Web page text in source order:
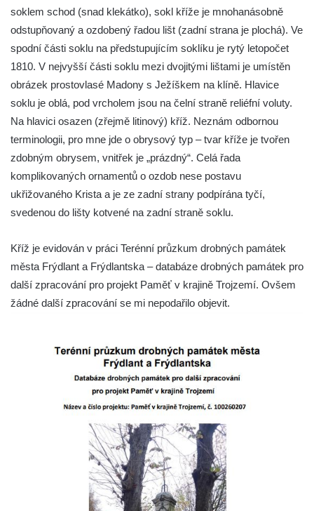
Kříž na návsi v Plavu
Boží muka v Plavu
Kříž u Obrázku severovýchodně od
Práchně
Görnerův kříž u silnice č. 264 v Dolním
Podluží
Kříž u domu čp. 155 v Chřibské
Údajný kříž u domu čp. 283 ve Chřibské
Kříž jižně od Bukolu
Centrální kříž hřbitova v Hrobčicích
Kříž u silnice z Chouče do Mirošovic
Centrální kříž hřbitova v Chouči
Kříž v ulici V Zátiší v Dobříni
Boží muka u domu čp. 392 na rohu ulic Na
Hradčanech a Palackého v Roudnici nad
Labem
Kříž v centru Liběšic
Kříž na návsi v Chouči
Boží muka na rozcestí východně od Chouče
Kříž na návsi v Lužici
soklem schod (snad klekátko), sokl kříže je mnohanásobně
odstupňovaný a ozdobený řadou lišt (zadní strana je plochá). Ve
spodní části soklu na předstupujícím soklíku je rytý letopočet
1810. V nejvyšší části soklu mezi dvojitými lištami je umístěn
obrázek prostovlasé Madony s Ježíškem na klíně. Hlavice
soklu je oblá, pod vrcholem jsou na čelní straně reliéfní voluty.
Na hlavici osazen (zřejmě litinový) kříž. Neznám odbornou
terminologii, pro mne jde o obrysový typ – tvar kříže je tvořen
zdobným obrysem, vnitřek je „prázdný“. Celá řada
komplikovaných ornamentů o ozdob nese postavu
ukřižovaného Krista a je ze zadní strany podpírána tyčí,
svedenou do lišty kotvené na zadní straně soklu.
Kříž je evidován v práci Terénní průzkum drobných památek
města Frýdlant a Frýdlantska – databáze drobných památek pro
další zpracování pro projekt Paměť v krajině Trojzemí. Ovšem
žádné další zpracování se mi nepodařilo objevit.